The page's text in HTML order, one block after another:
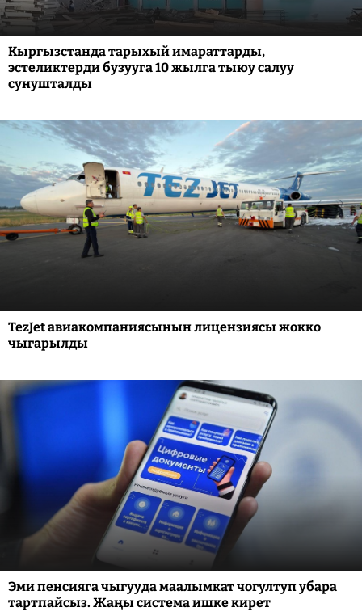
Кыргызстанда тарыхый имараттарды,
эстеликтерди бузууга 10 жылга тыюу салуу
сунушталды
TezJet авиакомпаниясынын лицензиясы жокко
чыгарылды
Эми пенсияга чыгууда маалымкат чогултуп убара
тартпайсыз. Жаңы система ишке кирет